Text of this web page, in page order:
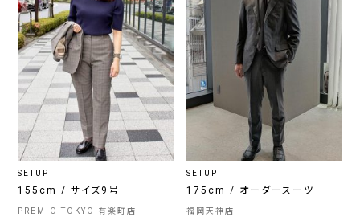
SETUP
155cm / サイズ9号
PREMIO TOKYO 有楽町店
SETUP
175cm / オーダースーツ
福岡天神店